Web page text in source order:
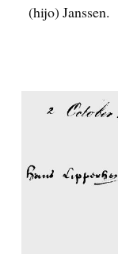
(hijo) Janssen.